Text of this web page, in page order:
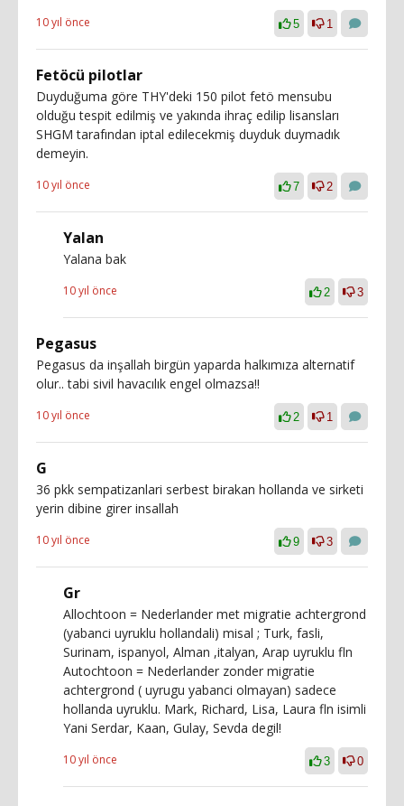
10 yıl önce 5 1
Fetöcü pilotlar
Duyduğuma göre THY'deki 150 pilot fetö mensubu
olduğu tespit edilmiş ve yakında ihraç edilip lisansları
SHGM tarafından iptal edilecekmiş duyduk duymadık
demeyin.
10 yıl önce 7 2
Yalan
Yalana bak
10 yıl önce 2 3
Pegasus
Pegasus da inşallah birgün yaparda halkımıza alternatif
olur.. tabi sivil havacılık engel olmazsa!!
10 yıl önce 2 1
G
36 pkk sempatizanlari serbest birakan hollanda ve sirketi
yerin dibine girer insallah
10 yıl önce 9 3
Gr
Allochtoon = Nederlander met migratie achtergrond
(yabanci uyruklu hollandali) misal ; Turk, fasli,
Surinam, ispanyol, Alman ,italyan, Arap uyruklu fln
Autochtoon = Nederlander zonder migratie
achtergrond ( uyrugu yabanci olmayan) sadece
hollanda uyruklu. Mark, Richard, Lisa, Laura fln isimli
Yani Serdar, Kaan, Gulay, Sevda degil!
10 yıl önce 3 0